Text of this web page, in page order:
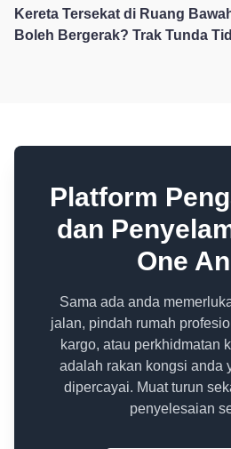
Kereta Tersekat di Ruang
Boleh Bergerak? Trak Tunda
Platform
dan
One
Sama ada anda
jalan, pindah rumah
kargo, atau perkhidmatan
adalah rakan kongsi anda
dipercayai. Muat turun
penyelesaian